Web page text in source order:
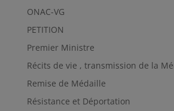
ONAC-VG
PETITION
Premier Ministre
Récits de vie , transmission de la
Remise de Médaille
Résistance et Déportation